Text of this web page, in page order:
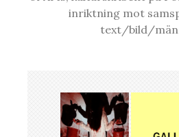
inriktning mot
text/bild/